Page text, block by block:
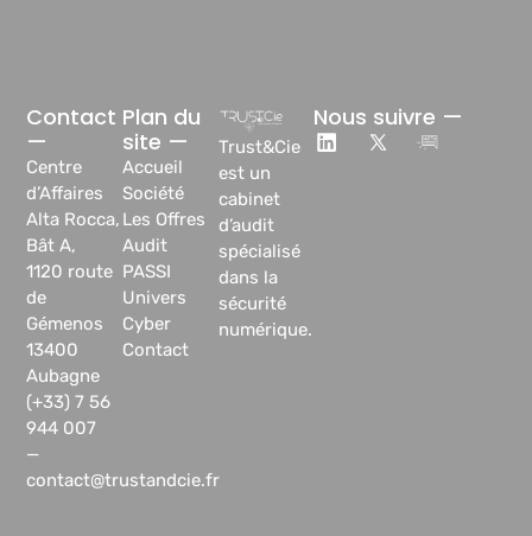
Trust&Cie
est un
cabinet
d’audit
spécialisé
dans la
sécurité
numérique.
Plan du
site —
Accueil
Société
Les Offres
Audit
PASSI
Univers
Cyber
Contact
Contact
—
Centre
d’Affaires
Alta Rocca,
Bât A,
1120 route
de
Gémenos
13400
Aubagne
(+33) 7 56
944 007
—
contact@trustandcie.fr
Nous suivre —